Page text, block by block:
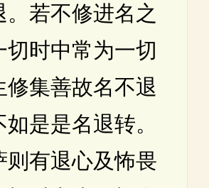
。若不修进名之
切时中常为一切
修集善故名不退
是是名退转。
则有退心及怖畏